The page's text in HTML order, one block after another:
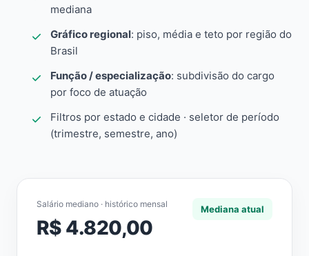
mediana
Gráfico regional: piso, média e teto por região do
Brasil
Função / especialização: subdivisão do cargo
por foco de atuação
Filtros por estado e cidade · seletor de período
(trimestre, semestre, ano)
Salário mediano · histórico mensal
R$ 4.820,00
Mediana atual